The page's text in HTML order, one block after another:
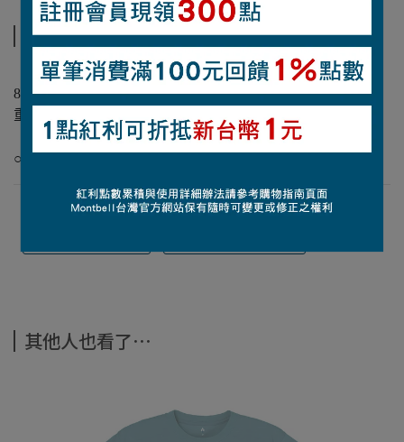
商品介紹
【材質】
85% 壓克力纖維+15%羊毛
重量：133g
【洗滌注意事項】
○機洗可能造成些微縮水
其他人也看了⋯